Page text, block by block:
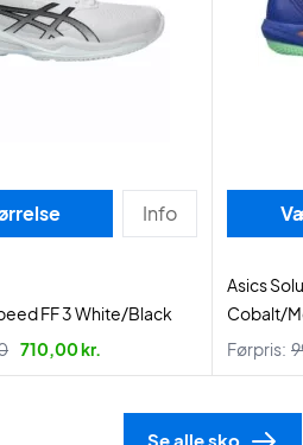
størrelse Info
FF 3 White/Black
710,00 kr.
Asics
Cobalt/
Førpris:
Se alle sko